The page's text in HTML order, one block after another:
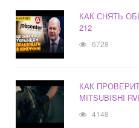
КАК СНЯТЬ
212
6728
КАК
MITSUBISHI
4148